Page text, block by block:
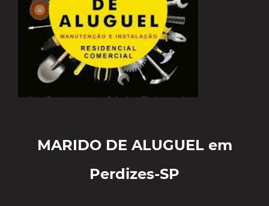
MARIDO DE ALUGUEL em
Perdizes-SP